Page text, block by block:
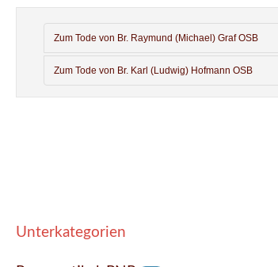
Zum Tode von Br. Raymund (Michael) Graf OSB
Zum Tode von Br. Karl (Ludwig) Hofmann OSB
Unterkategorien